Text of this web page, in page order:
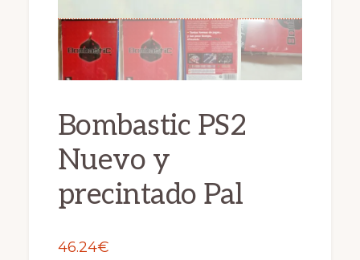
Bombastic PS2
Nuevo y
precintado Pal
46.24€